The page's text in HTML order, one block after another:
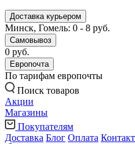
Доставка курьером
Минск, Гомель: 0 - 8 руб.
Самовывоз
0 руб.
Европочта
По тарифам европочты
Поиск товаров
Акции
Магазины
Покупателям
Доставка Блог Оплата